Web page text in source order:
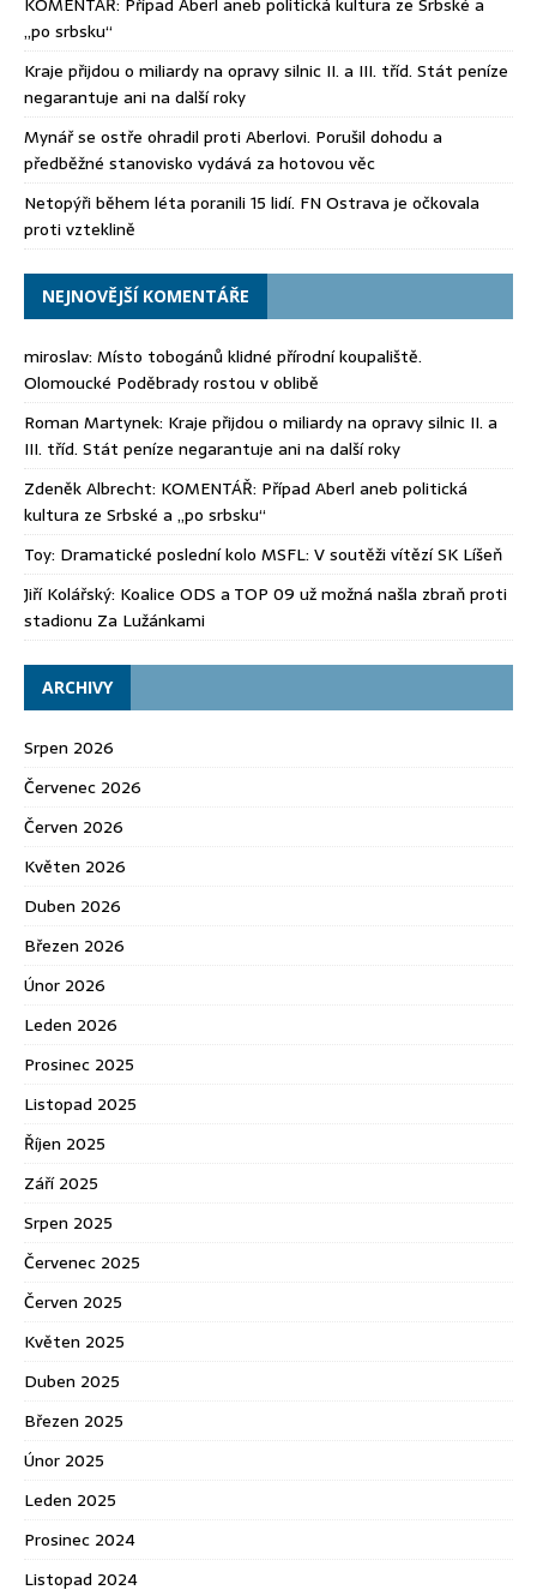
„po srbsku“
Kraje přijdou o miliardy na opravy silnic II. a III. tříd. Stát peníze
negarantuje ani na další roky
Mynář se ostře ohradil proti Aberlovi. Porušil dohodu a
předběžné stanovisko vydává za hotovou věc
Netopýři během léta poranili 15 lidí. FN Ostrava je očkovala
proti vzteklině
NEJNOVĚJŠÍ KOMENTÁŘE
miroslav: Místo tobogánů klidné přírodní koupaliště.
Olomoucké Poděbrady rostou v oblibě
Roman Martynek: Kraje přijdou o miliardy na opravy silnic II. a
III. tříd. Stát peníze negarantuje ani na další roky
Zdeněk Albrecht: KOMENTÁŘ: Případ Aberl aneb politická
kultura ze Srbské a „po srbsku“
Toy: Dramatické poslední kolo MSFL: V soutěži vítězí SK Líšeň
Jiří Kolářský: Koalice ODS a TOP 09 už možná našla zbraň proti
stadionu Za Lužánkami
ARCHIVY
Srpen 2026
Červenec 2026
Červen 2026
Květen 2026
Duben 2026
Březen 2026
Únor 2026
Leden 2026
Prosinec 2025
Listopad 2025
Říjen 2025
Září 2025
Srpen 2025
Červenec 2025
Červen 2025
Květen 2025
Duben 2025
Březen 2025
Únor 2025
Leden 2025
Prosinec 2024
Listopad 2024